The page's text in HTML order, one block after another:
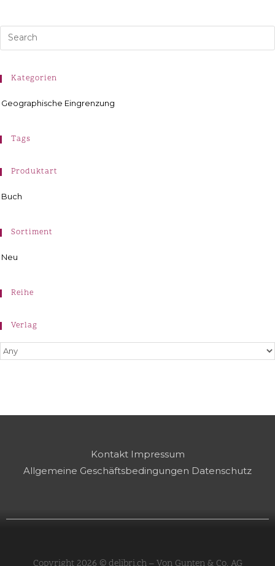
Kategorien
Geographische Eingrenzung
Tags
Produktart
Buch
Sortiment
Neu
Reihe
Verlag
Kontakt Impressum
Allgemeine Geschäftsbedingungen Datenschutz